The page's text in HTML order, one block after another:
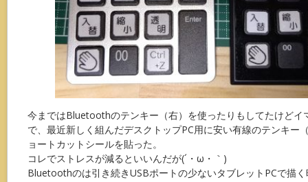
今まではBluetoothのテンキー（右）を使ったりもしてたけどイ
で、最近新しく組んだデスクトップPC用に安い有線のテンキー
ョートカットシールを貼った。
コレでストレスが減るといいんだが(´・ω・｀)
Bluetoothのは引き続きUSBポートの少ないタブレットPCで描